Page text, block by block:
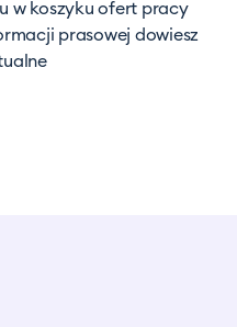
w koszyku ofert pracy
prasowej dowiesz